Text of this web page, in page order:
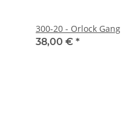
300-20 - Orlock Gang
38,00 € *